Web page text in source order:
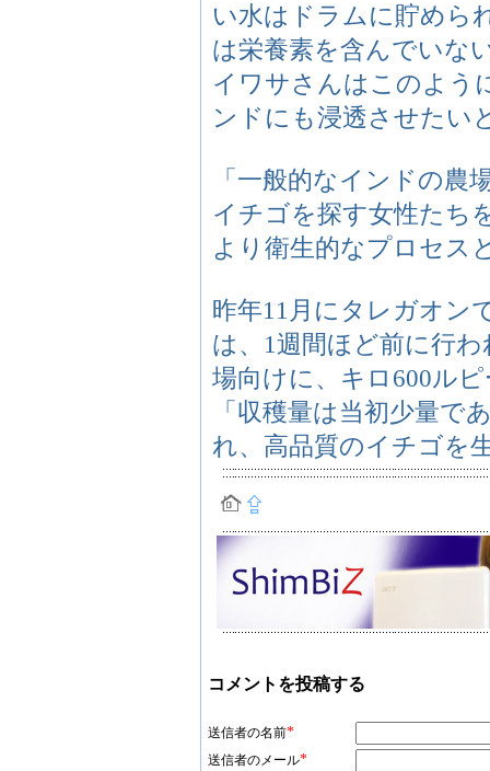
い水はドラムに貯めら
は栄養素を含んでいな
イワサさんはこのよう
ンドにも浸透させたい
「一般的なインドの農
イチゴを探す女性たち
より衛生的なプロセス
昨年11月にタレガオン
は、1週間ほど前に行
場向けに、キロ600ル
「収穫量は当初少量で
れ、高品質のイチゴを
コメントを投稿する
送信者の名前*
送信者のメール*